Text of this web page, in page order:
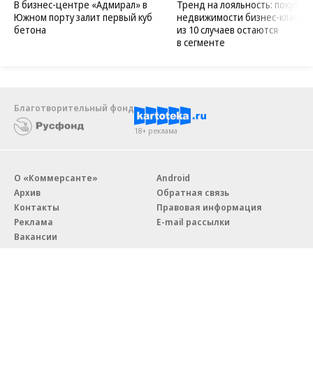
Новости компаний
В бизнес-центре «Адмирал» в
Южном порту залит первый куб
бетона
Тренд на лояльность:
недвижимости бизнес-класса
из 10 случаев остаются
в сегменте